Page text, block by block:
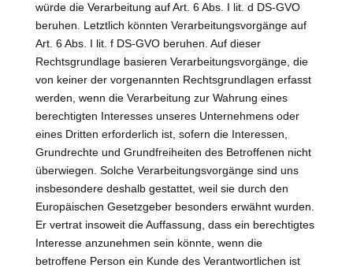
würde die Verarbeitung auf Art. 6 Abs. I lit. d DS-GVO
beruhen. Letztlich könnten Verarbeitungsvorgänge auf
Art. 6 Abs. I lit. f DS-GVO beruhen. Auf dieser
Rechtsgrundlage basieren Verarbeitungsvorgänge, die
von keiner der vorgenannten Rechtsgrundlagen erfasst
werden, wenn die Verarbeitung zur Wahrung eines
berechtigten Interesses unseres Unternehmens oder
eines Dritten erforderlich ist, sofern die Interessen,
Grundrechte und Grundfreiheiten des Betroffenen nicht
überwiegen. Solche Verarbeitungsvorgänge sind uns
insbesondere deshalb gestattet, weil sie durch den
Europäischen Gesetzgeber besonders erwähnt wurden.
Er vertrat insoweit die Auffassung, dass ein berechtigtes
Interesse anzunehmen sein könnte, wenn die
betroffene Person ein Kunde des Verantwortlichen ist